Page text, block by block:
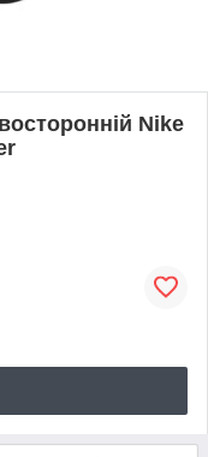
Nike